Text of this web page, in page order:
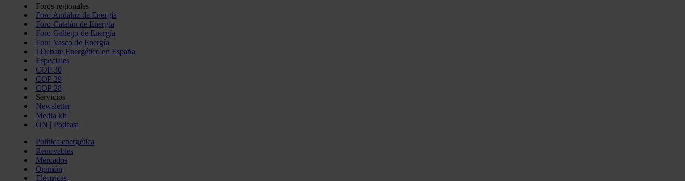
Foros regionales
Foro Andaluz de Energía
Foro Catalán de Energía
Foro Gallego de Energía
Foro Vasco de Energía
I Debate Energético en España
Especiales
COP 30
COP 29
COP 28
Servicios
Newsletter
Media kit
ON | Podcast
Política energética
Renovables
Mercados
Opinión
Eléctricas